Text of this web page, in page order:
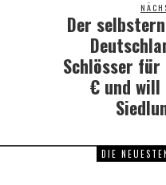
Der
Schlösser
€ und will
DIE